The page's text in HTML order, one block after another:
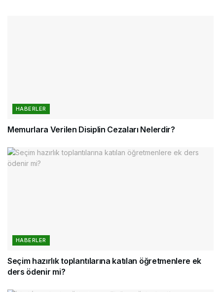
HABERLER
Memurlara Verilen Disiplin Cezaları Nelerdir?
HABERLER
Seçim hazırlık toplantılarına katılan öğretmenlere ek
ders ödenir mi?